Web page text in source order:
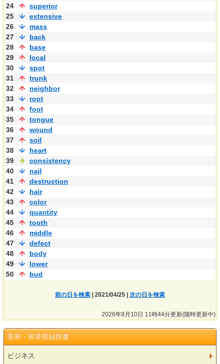
24
superior
25
extensive
26
mass
27
back
28
base
29
local
30
spot
31
trunk
32
neighbor
33
root
34
foot
35
tongue
36
wound
37
soil
38
heart
39
consistency
40
nail
41
destruction
42
hair
43
color
44
quantity
45
tooth
46
middle
47
defect
48
body
49
lower
50
bud
前の日を検索 | 2021/04/25 | 次の日を検索
2026年8月10日 11時44分更新(随時更新中)
英和・和英収録辞書
ビジネス